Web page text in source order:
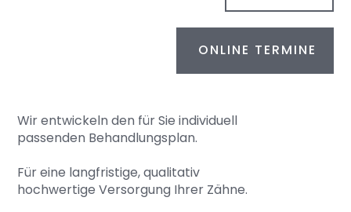
Wir entwickeln den für Sie individuell
passenden Behandlungsplan.
Für eine langfristige, qualitativ
hochwertige Versorgung Ihrer Zähne.
ONLINE TERMINE